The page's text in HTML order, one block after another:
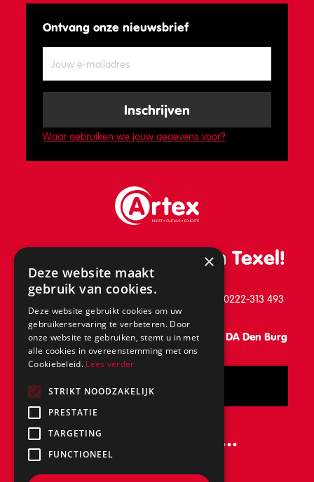
Ontvang onze nieuwsbrief
Waar gebruiken we jouw gegevens voor?
De leukste school van Texel!
Schilderend 39, 1791 BB Den Burg, telefoon: 0222-313 493
Vanaf 31 augustus: Keesomlaan 15, 1791 DA Den Burg
Bel
Volg ons ook op...
×
Deze website maakt
gebruik van cookies.
Deze website gebruikt cookies om uw
gebruikerservaring te verbeteren. Door
onze website te gebruiken, stemt u in met
alle cookies in overeenstemming met ons
Cookiebeleid. Lees verder
STRIKT NOODZAKELIJK
PRESTATIE
TARGETING
FUNCTIONEEL